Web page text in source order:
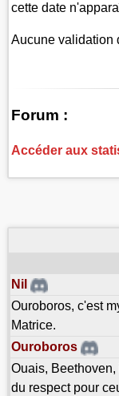
cette date
Aucune validation
Forum :
Accéder aux
Nil
Ouroboros, c'est
Matrice.
Ouroboros
Ouais,
du respect pour